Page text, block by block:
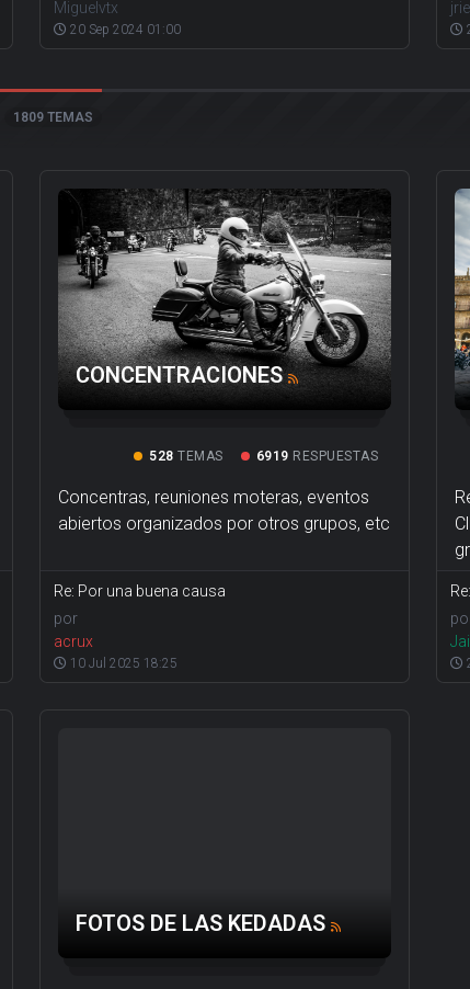
Miguelvtx
20 Sep 2024 01:00
1809 TEMAS
CONCENTRACIONES
528 TEMAS 6919 RESPUESTAS
Concentras, reuniones moteras, eventos
abiertos organizados por otros grupos, etc
Re: Por una buena causa
por
acrux
10 Jul 2025 18:25
FOTOS DE LAS KEDADAS